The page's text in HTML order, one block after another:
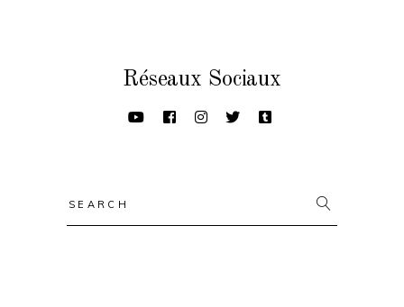
Réseaux Sociaux